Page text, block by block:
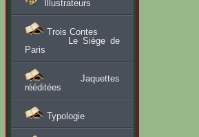
Illustrateurs
Trois Contes
Le Siège de
Paris
Jaquettes
rééditées
Typologie